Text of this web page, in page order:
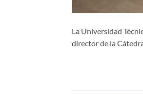
La Universidad
director de la